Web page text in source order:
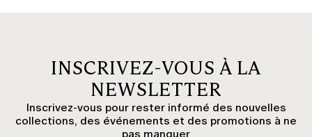
INSCRIVEZ-VOUS À LA
NEWSLETTER
Inscrivez-vous pour rester informé des nouvelles
collections, des événements et des promotions à ne
pas manquer